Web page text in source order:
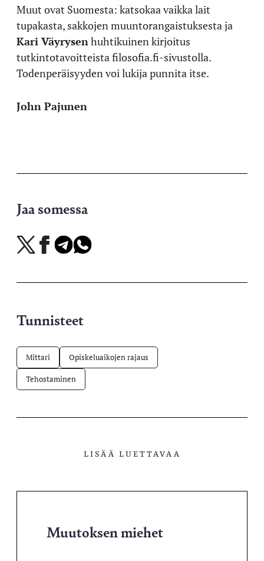
Muut ovat Suomesta: katsokaa vaikka lait
tupakasta, sakkojen muuntorangaistuksesta ja
Kari Väyrysen huhtikuinen kirjoitus
tutkintotavoitteista filosofia.fi-sivustolla.
Todenperäisyyden voi lukija punnita itse.
John Pajunen
Jaa somessa
Jaa
X-
Jaa
Facebookissa
Jaa
Telegramissa
Jaa
WhatsAppissa
Tunnisteet
Mittari Opiskeluaikojen rajaus
Tehostaminen
LISÄÄ LUETTAVAA
Muutoksen miehet